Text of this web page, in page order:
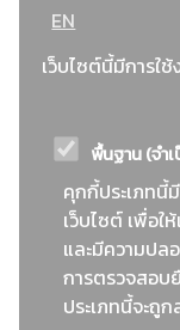
EN
เว็บไซต์นี้มีการใ
พื้นฐาน (จำ
คุกกี้ประเภทนี้
เว็บไซต์ เพื่อใ
และมีความปล
การตรวจสอ
ประเภทนี้จะถู
..ยอดนิยม..
: วิธีเฉพาะเจาะจง
ข่าวสาร/ประกาศ
: เอกสารส่งเสริมความ
ข่าวสารจัดซื้อจัดจ้าง
: แผนการจัดซื้อจัดจ้าง